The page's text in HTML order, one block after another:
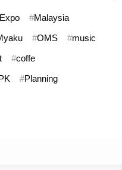
Expo #Malaysia
#OMS #music
#coffe
#Planning